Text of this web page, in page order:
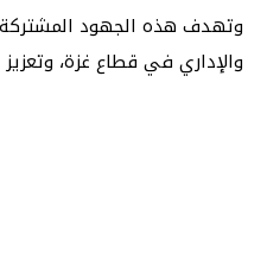
وتهدف هذه الجهود
والإداري في قطاع غزة،